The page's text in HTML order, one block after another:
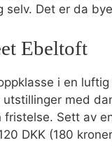
selv. Det er da
Ebeltoft
i en
utstillinger med
fristelse. Sett av
DKK (180